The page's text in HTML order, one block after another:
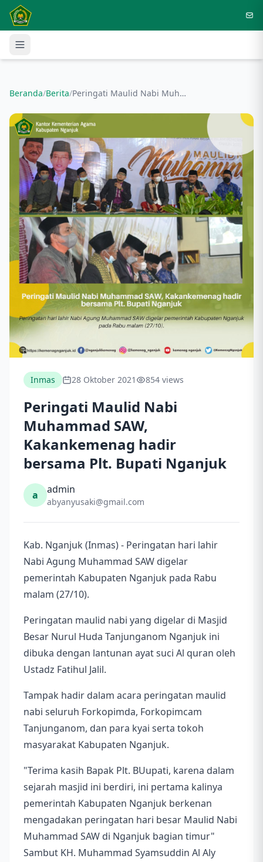
Langsung ke konten utama
Beranda/Berita/ Peringati Maulid Nabi Muhammad SAW, Kakankemenag hadir bersama Plt. Bupati Nganjuk
Inmas 28 Oktober 2021 854 views
Peringati Maulid Nabi
Muhammad SAW,
Kakankemenag hadir
bersama Plt. Bupati Nganjuk
a admin
abyanyusaki@gmail.com
Kab. Nganjuk (Inmas) - Peringatan hari lahir
Nabi Agung Muhammad SAW digelar
pemerintah Kabupaten Nganjuk pada Rabu
malam (27/10).
Peringatan maulid nabi yang digelar di Masjid
Besar Nurul Huda Tanjunganom Nganjuk ini
dibuka dengan lantunan ayat suci Al quran oleh
Ustadz Fatihul Jalil.
Tampak hadir dalam acara peringatan maulid
nabi seluruh Forkopimda, Forkopimcam
Tanjunganom, dan para kyai serta tokoh
masyarakat Kabupaten Nganjuk.
"Terima kasih Bapak Plt. BUupati, karena dalam
sejarah masjid ini berdiri, ini pertama kalinya
pemerintah Kabupaten Nganjuk berkenan
mengadakan peringatan hari besar Maulid Nabi
Muhammad SAW di Nganjuk bagian timur"
Sambut KH. Muhammad Syamsuddin Al Aly